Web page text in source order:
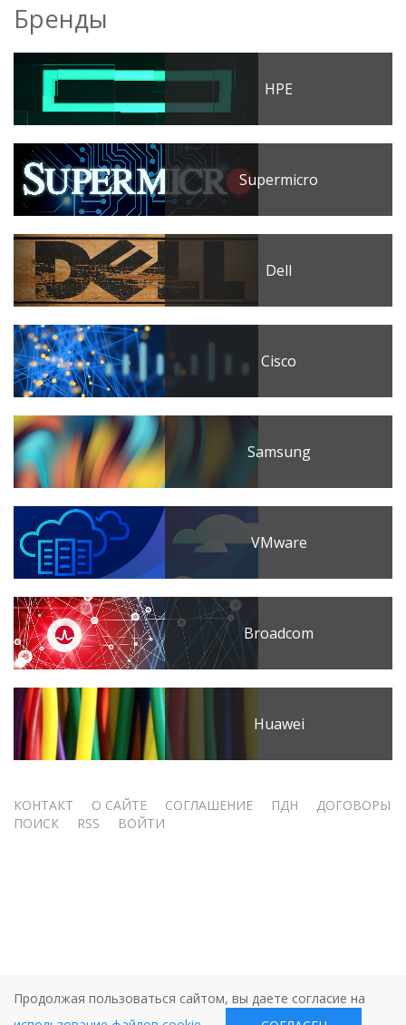
Бренды
HPE
Supermicro
Dell
Cisco
Samsung
VMware
Broadcom
Huawei
Меню
КОНТАКТ О САЙТЕ СОГЛАШЕНИЕ ПДН
ДОГОВОРЫ
ПОИСК
RSS ВОЙТИ
Продолжая пользоваться сайтом, вы даете согласие на